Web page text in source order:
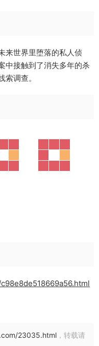
来世界里堕落的私人侦
中接触到了消失多年的杀
调查。
23035.html ，转载请